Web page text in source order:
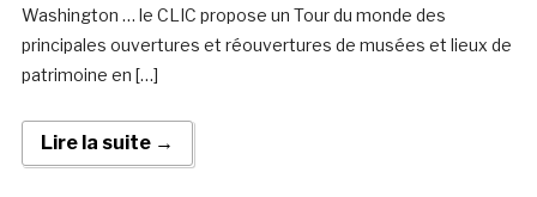
Washington … le CLIC propose un Tour du monde des
principales ouvertures et réouvertures de musées et lieux de
patrimoine en […]
Lire la suite →